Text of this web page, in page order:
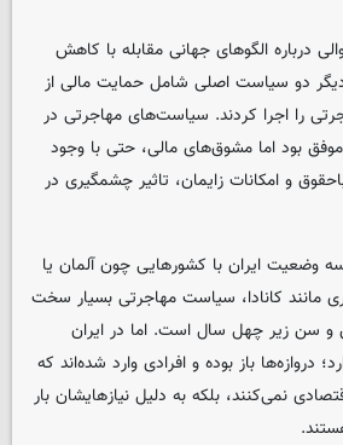
درباره الگوهای جهانی مقابله با کاهش
دو سیاست اصلی شامل حمایت مالی از
را اجرا کردند. سیاست‌های مهاجرتی در
بود اما مشوق‌های مالی، حتی با وجود
و امکانات زایمان، تاثیر چشمگیری در
وضعیت ایران با کشورهایی چون آلمان یا
مانند کانادا، سیاست مهاجرتی بسیار سخت
سن زیر چهل سال است. اما در ایران
دروازه‌ها باز بوده و افرادی وارد شده‌اند که
نمی‌کنند، بلکه به دلیل نیازهایشان بار